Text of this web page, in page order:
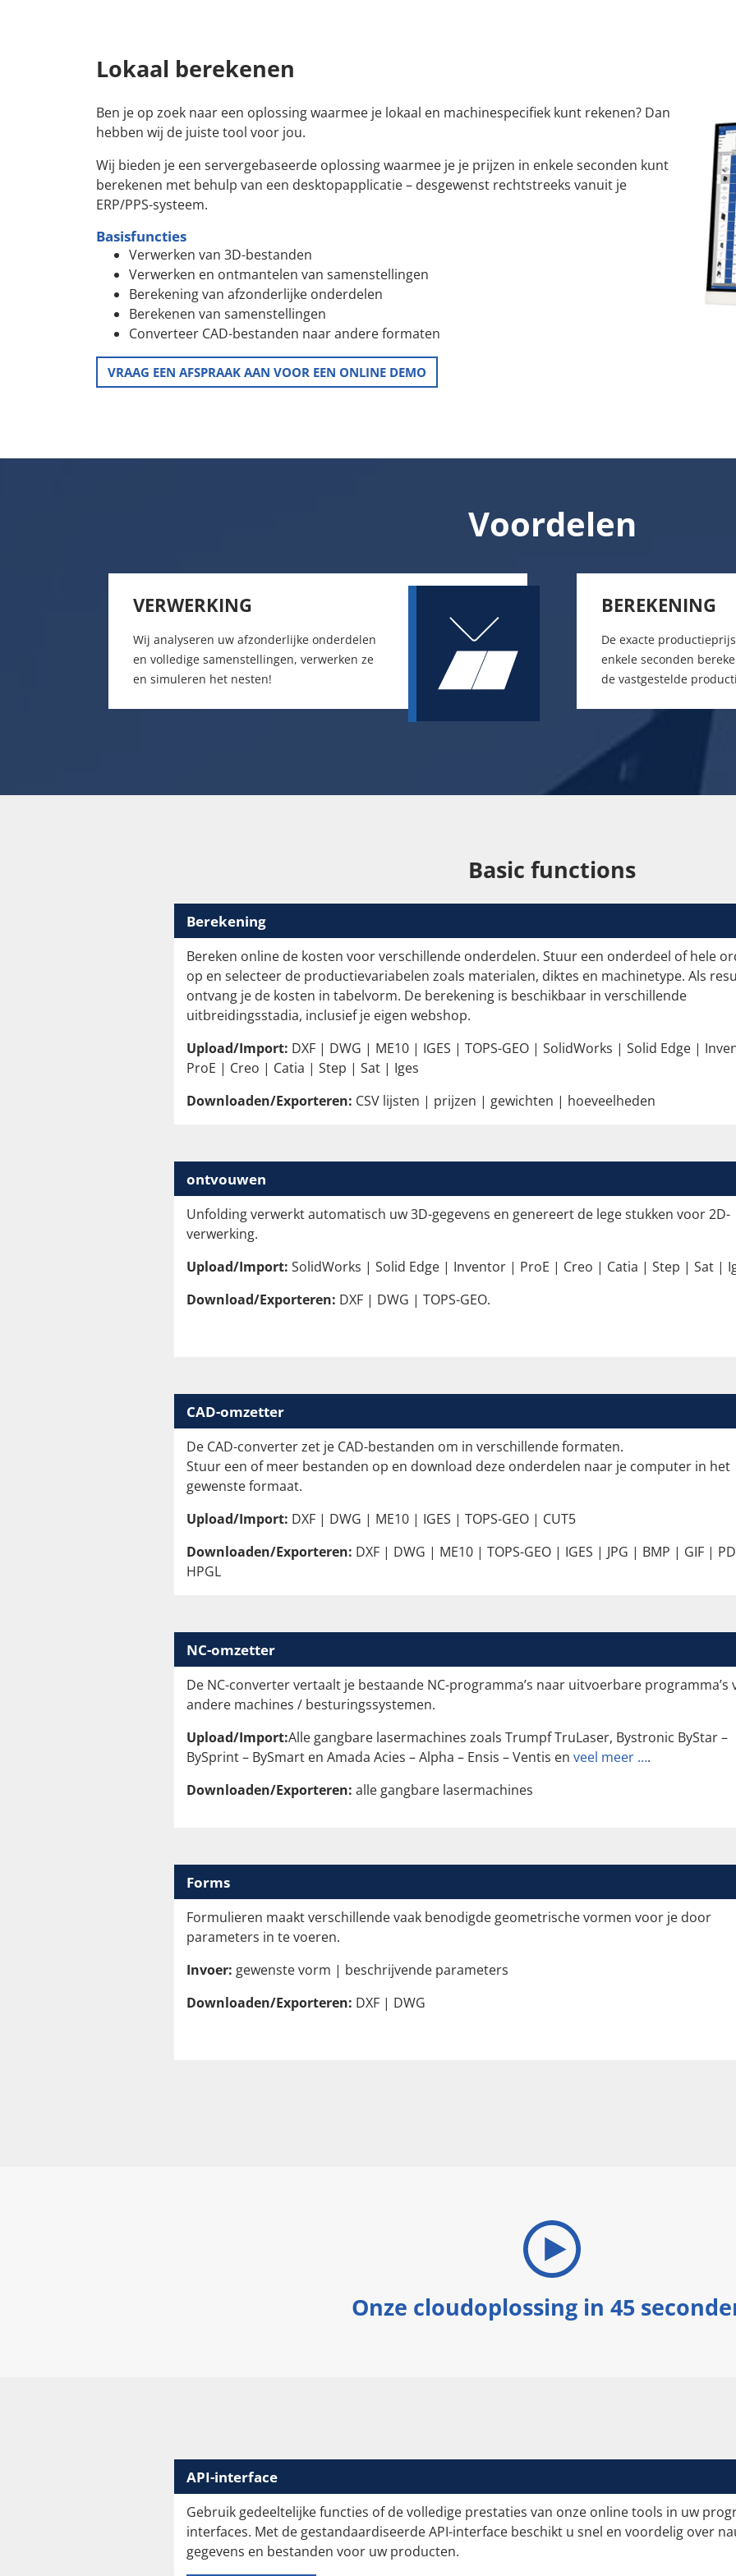
Lokaal berekenen
Ben je op zoek naar een oplossing waarmee je lokaal en machinespecifiek kunt rekenen? Dan
hebben wij de juiste tool voor jou.
Wij bieden je een servergebaseerde oplossing waarmee je je prijzen in enkele seconden kunt
berekenen met behulp van een desktopapplicatie – desgewenst rechtstreeks vanuit je
ERP/PPS-systeem.
Basisfuncties
Verwerken van 3D-bestanden
Verwerken en ontmantelen van samenstellingen
Berekening van afzonderlijke onderdelen
Berekenen van samenstellingen
Converteer CAD-bestanden naar andere formaten
VRAAG EEN AFSPRAAK AAN VOOR EEN ONLINE DEMO
Voordelen
VERWERKING
Wij analyseren uw afzonderlijke onderdelen
en volledige samenstellingen, verwerken ze
en simuleren het nesten!
BEREKENING
De exacte
enkele seconden
de vastgestelde
Basic functions
Berekening
Bereken online de kosten voor verschillende onderdelen. Stuur een onderdeel of hele
op en selecteer de productievariabelen zoals materialen, diktes en machinetype. Als
ontvang je de kosten in tabelvorm. De berekening is beschikbaar in verschillende
uitbreidingsstadia, inclusief je eigen webshop.
Upload/Import: DXF | DWG | ME10 | IGES | TOPS-GEO | SolidWorks | Solid Edge |
ProE | Creo | Catia | Step | Sat | Iges
Downloaden/Exporteren: CSV lijsten | prijzen | gewichten | hoeveelheden
ontvouwen
Unfolding verwerkt automatisch uw 3D-gegevens en genereert de lege stukken voor 2D-
verwerking.
Upload/Import: SolidWorks | Solid Edge | Inventor | ProE | Creo | Catia | Step | Sat |
Download/Exporteren: DXF | DWG | TOPS-GEO.
CAD-omzetter
De CAD-converter zet je CAD-bestanden om in verschillende formaten.
Stuur een of meer bestanden op en download deze onderdelen naar je computer in het
gewenste formaat.
Upload/Import: DXF | DWG | ME10 | IGES | TOPS-GEO | CUT5
Downloaden/Exporteren: DXF | DWG | ME10 | TOPS-GEO | IGES | JPG | BMP | GIF |
HPGL
NC-omzetter
De NC-converter vertaalt je bestaande NC-programma’s naar uitvoerbare programma’s
andere machines / besturingssystemen.
Upload/Import:Alle gangbare lasermachines zoals Trumpf TruLaser, Bystronic ByStar –
BySprint – BySmart en Amada Acies – Alpha – Ensis – Ventis en veel meer ….
Downloaden/Exporteren: alle gangbare lasermachines
Forms
Formulieren maakt verschillende vaak benodigde geometrische vormen voor je door
parameters in te voeren.
Invoer: gewenste vorm | beschrijvende parameters
Downloaden/Exporteren: DXF | DWG
Onze cloudoplossing in 45
API-interface
Gebruik gedeeltelijke functies of de volledige prestaties van onze online tools in uw
interfaces. Met de gestandaardiseerde API-interface beschikt u snel en voordelig over
gegevens en bestanden voor uw producten.